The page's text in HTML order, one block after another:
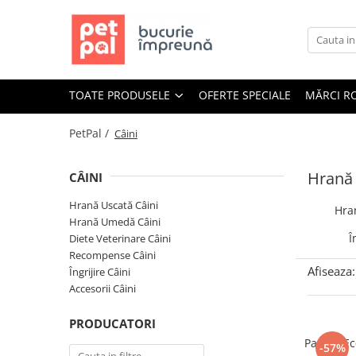
Toate Produsele
Câine Junior
Câine Senior
Câine Junior
Câine Adult
Diete Veterinare Câini
Recompense Câini
TOATE PRODUSELE OFERTE SPECIALE MĂRCI
PetPal / Câini
CÂINI
Hrană Uscată Câini
Hrană Umedă Câini
Diete Veterinare Câini
Recompense Câini
Îngrijire Câini
Accesorii Câini
PRODUCATORI
Afiseaza:
-57%
Pachet